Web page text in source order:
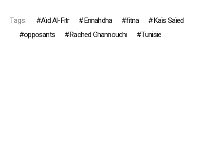
Tags: Aïd Al-Fitr Ennahdha fitna
Kaïs Saïed
opposants
Rached Ghannouchi Tunisie